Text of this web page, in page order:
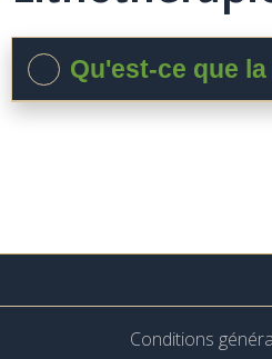
Qu'est-ce que
Conditions